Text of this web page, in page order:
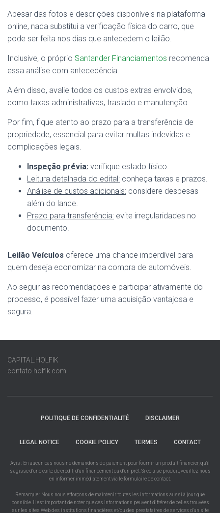
Apesar das fotos e descrições disponíveis na plataforma
online, nada substitui a verificação física do carro, que
pode ser feita nos dias que antecedem o leilão.
Inclusive, o próprio Santander Financiamentos recomenda
essa análise com antecedência.
Além disso, avalie todos os custos extras envolvidos,
como taxas administrativas, traslado e manutenção.
Por fim, fique atento ao prazo para a transferência de
propriedade, essencial para evitar multas indevidas e
complicações legais.
Inspeção prévia: verifique estado físico.
Leitura detalhada do edital: conheça taxas e prazos.
Análise de custos adicionais: considere despesas
além do lance.
Prazo para transferência: evite irregularidades no
documento.
Leilão Veículos oferece uma chance imperdível para
quem deseja economizar na compra de automóveis.
Ao seguir as recomendações e participar ativamente do
processo, é possível fazer uma aquisição vantajosa e
segura.
CAPITAL.HOLFIK
contato.holfik.com
POLITIQUE DE CONFIDENTIALITÉ DISCLAIMER
LEGAL NOTICE COOKIE POLICY TERMES CONTACT
Avis : En aucun cas nous ne demandons de paiement pour fournir un produit financier, qu'il
s'agisse d'une carte de crédit, d'un financement ou d'un prêt. Si cela se produit, veuillez nous
en informer immédiatement via le formulaire de contact.
Remarque : Nous nous efforçons de maintenir toutes les informations aussi à jour que
possible. Il est important de noter que ces informations peuvent différer de celles trouvées
sur les sites Web des institutions financières et/ou des prestataires de services d'un site